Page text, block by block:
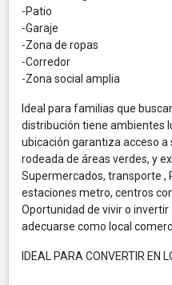
-Patio
-Garaje
-Zona de ropas
-Corredor
-Zona social amplia
Ideal para familias que
distribución tiene ambientes
ubicación garantiza acceso a
rodeada de áreas verdes, y
Supermercados, transporte ,
estaciones metro, centros
Oportunidad de vivir o
adecuarse como local
IDEAL PARA CONVERTIR EN